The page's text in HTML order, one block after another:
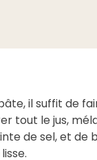
il suffit de
tout le jus,
de sel, et de